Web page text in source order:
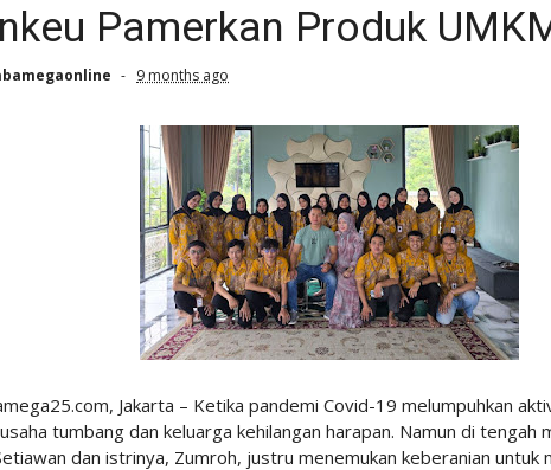
Pamerkan Produk
9 months ago
Jakarta – Ketika pandemi Covid-19 melumpuhkan
tumbang dan keluarga kehilangan harapan. Namun di tengah
dan istrinya, Zumroh, justru menemukan keberanian untuk